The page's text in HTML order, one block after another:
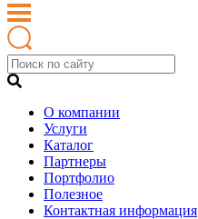
О компании
Услуги
Каталог
Партнеры
Портфолио
Полезное
Контактная информация